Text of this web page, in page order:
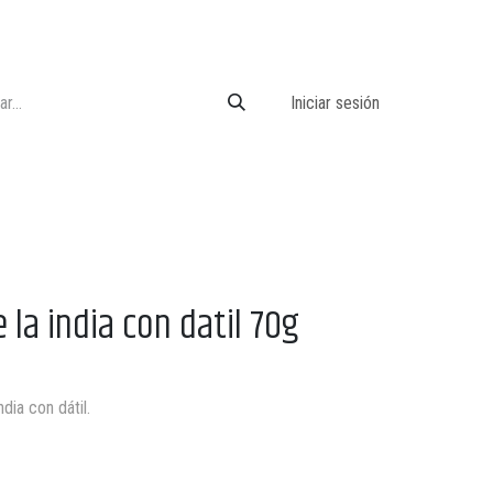
Iniciar sesión
la india con datil 70g
con dátil.